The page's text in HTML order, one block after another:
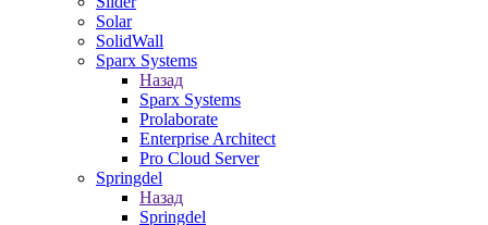
Solar
SolidWall
Sparx Systems
Назад
Sparx Systems
Prolaborate
Enterprise Architect
Pro Cloud Server
Springdel
Назад
Springdel